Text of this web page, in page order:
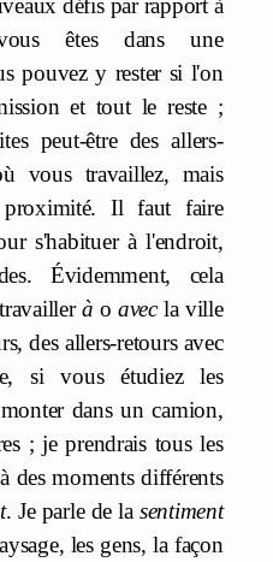
défis par rapport à
êtes dans une
pouvez y rester si l'on
et tout le reste ;
peut-être des allers-
vous travaillez, mais
Il faut faire
s'habituer à l'endroit,
Évidemment, cela
à o avecla ville
des allers-retours avec
si vous étudiez les
dans un camion,
; je prendrais tous les
des moments différents
. Je parle de lasentiment
les gens, la façon